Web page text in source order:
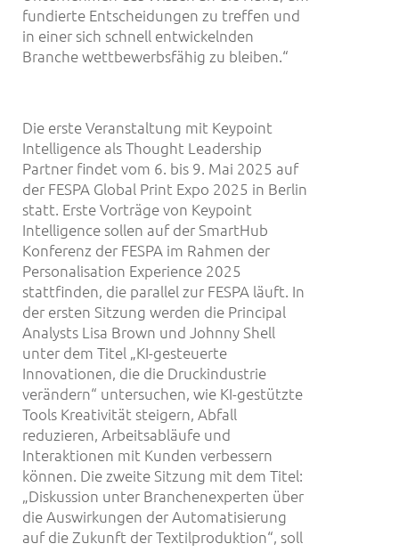
fundierte Entscheidungen zu treffen und
in einer sich schnell entwickelnden
Branche wettbewerbsfähig zu bleiben.“
Die erste Veranstaltung mit Keypoint
Intelligence als Thought Leadership
Partner findet vom 6. bis 9. Mai 2025 auf
der FESPA Global Print Expo 2025 in Berlin
statt. Erste Vorträge von Keypoint
Intelligence sollen auf der SmartHub
Konferenz der FESPA im Rahmen der
Personalisation Experience 2025
stattfinden, die parallel zur FESPA läuft. In
der ersten Sitzung werden die Principal
Analysts Lisa Brown und Johnny Shell
unter dem Titel „KI-gesteuerte
Innovationen, die die Druckindustrie
verändern“ untersuchen, wie KI-gestützte
Tools Kreativität steigern, Abfall
reduzieren, Arbeitsabläufe und
Interaktionen mit Kunden verbessern
können. Die zweite Sitzung mit dem Titel:
„Diskussion unter Branchenexperten über
die Auswirkungen der Automatisierung
auf die Zukunft der Textilproduktion“, soll